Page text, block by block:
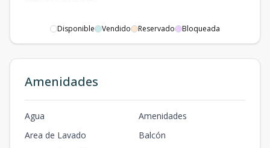
Disponible Vendido Reservado Bloqueada
Amenidades
Agua
Amenidades
Area de Lavado
Balcón